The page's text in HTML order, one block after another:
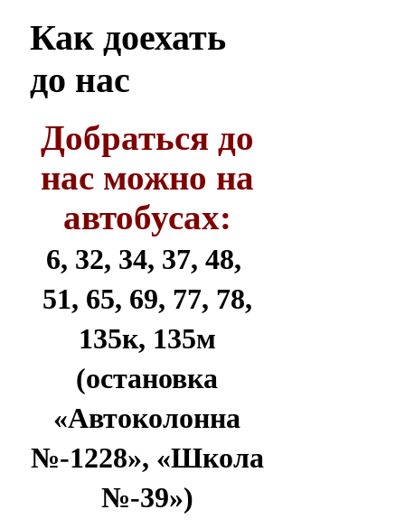
Как доехать
до нас
Добраться до
нас можно на
автобусах:
6, 32, 34, 37, 48,
51, 65, 69, 77, 78,
135к, 135м
(остановка
«Автоколонна
№-1228», «Школа
№-39»)